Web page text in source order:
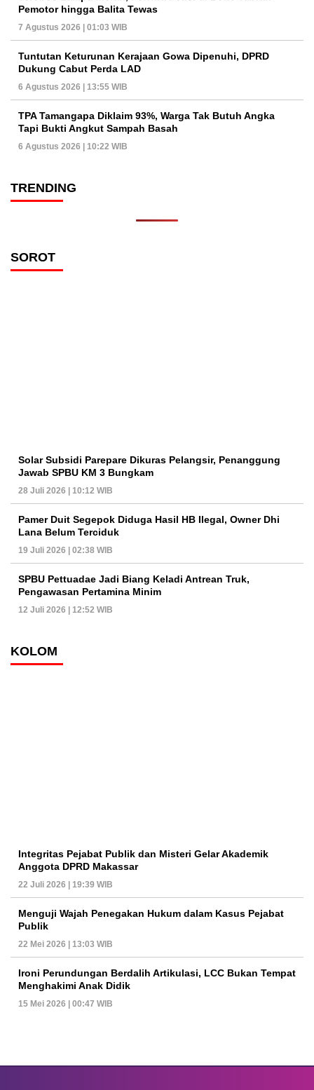
Pemotor hingga Balita Tewas
7 Agustus 2026 | 01:03 WIB
Tuntutan Keturunan Kerajaan Gowa Dipenuhi, DPRD
Dukung Cabut Perda LAD
6 Agustus 2026 | 13:55 WIB
TPA Tamangapa Diklaim 93%, Warga Tak Butuh Angka
Tapi Bukti Angkut Sampah Basah
6 Agustus 2026 | 10:22 WIB
TRENDING
SOROT
Solar Subsidi Parepare Dikuras Pelangsir, Penanggung
Jawab SPBU KM 3 Bungkam
28 Juli 2026 | 10:12 WIB
Pamer Duit Segepok Diduga Hasil HB Ilegal, Owner Dhi
Lana Belum Terciduk
19 Juli 2026 | 02:38 WIB
SPBU Pettuadae Jadi Biang Keladi Antrean Truk,
Pengawasan Pertamina Minim
12 Juli 2026 | 12:52 WIB
KOLOM
Integritas Pejabat Publik dan Misteri Gelar Akademik
Anggota DPRD Makassar
22 Juli 2026 | 19:39 WIB
Menguji Wajah Penegakan Hukum dalam Kasus Pejabat
Publik
22 Mei 2026 | 13:03 WIB
Ironi Perundungan Berdalih Artikulasi, LCC Bukan Tempat
Menghakimi Anak Didik
15 Mei 2026 | 00:47 WIB